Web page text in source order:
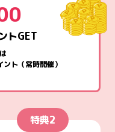
トGET
ト（常時開催）
特典2